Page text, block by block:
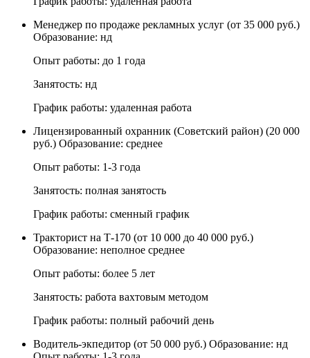
Менеджер по продаже рекламных услуг (от 35 000 руб.)
Образование: нд
Опыт работы: до 1 года
Занятость: нд
График работы: удаленная работа
Лицензированный охранник (Советский район) (20 000
руб.) Образование: среднее
Опыт работы: 1-3 года
Занятость: полная занятость
График работы: сменный график
Тракторист на Т-170 (от 10 000 до 40 000 руб.)
Образование: неполное среднее
Опыт работы: более 5 лет
Занятость: работа вахтовым методом
График работы: полный рабочий день
Водитель-экпедитор (от 50 000 руб.) Образование: нд